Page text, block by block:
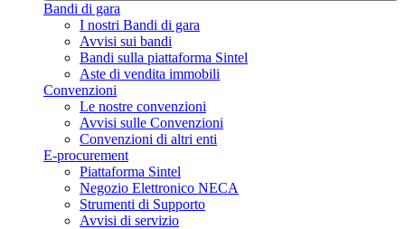
Bandi di gara
I nostri Bandi di gara
Avvisi sui bandi
Bandi sulla piattaforma Sintel
Aste di vendita immobili
Convenzioni
Le nostre convenzioni
Avvisi sulle Convenzioni
Convenzioni di altri enti
E-procurement
Piattaforma Sintel
Negozio Elettronico NECA
Strumenti di Supporto
Avvisi di servizio